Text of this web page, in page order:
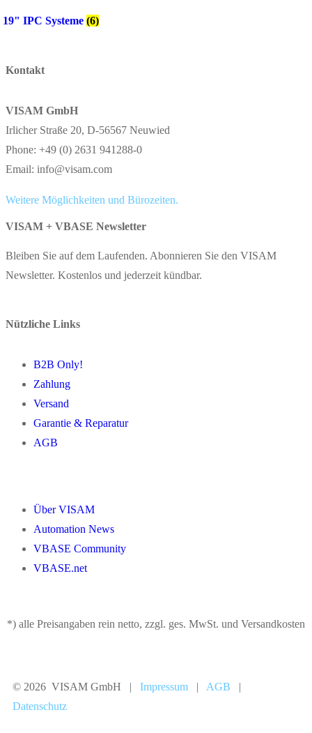
19" IPC Systeme (6)
Kontakt
VISAM GmbH
Irlicher Straße 20, D-56567 Neuwied
Phone: +49 (0) 2631 941288-0
Email: info@visam.com
Weitere Möglichkeiten und Bürozeiten.
VISAM + VBASE Newsletter
Bleiben Sie auf dem Laufenden. Abonnieren Sie den VISAM
Newsletter. Kostenlos und jederzeit kündbar.
Nützliche Links
B2B Only!
Zahlung
Versand
Garantie & Reparatur
AGB
Über VISAM
Automation News
VBASE Community
VBASE.net
*) alle Preisangaben rein netto, zzgl. ges. MwSt. und Versandkosten
© 2026 VISAM GmbH | Impressum | AGB |
Datenschutz